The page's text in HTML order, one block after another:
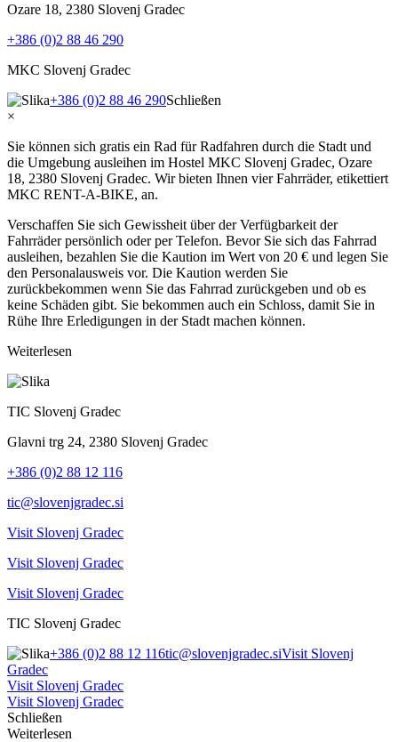
Ozare 18, 2380 Slovenj Gradec
+386 (0)2 88 46 290
MKC Slovenj Gradec
+386 (0)2 88 46 290Schließen
×
Sie können sich gratis ein Rad für Radfahren durch die Stadt und
die Umgebung ausleihen im Hostel MKC Slovenj Gradec, Ozare
18, 2380 Slovenj Gradec. Wir bieten Ihnen vier Fahrräder, etikettiert
MKC RENT-A-BIKE, an.
Verschaffen Sie sich Gewissheit über der Verfügbarkeit der
Fahrräder persönlich oder per Telefon. Bevor Sie sich das Fahrrad
ausleihen, bezahlen Sie die Kaution im Wert von 20 € und legen Sie
den Personalausweis vor. Die Kaution werden Sie
zurückbekommen wenn Sie das Fahrrad zurückgeben und ob es
keine Schäden gibt. Sie bekommen auch ein Schloss, damit Sie in
Rühe Ihre Erledigungen in der Stadt machen können.
Weiterlesen
TIC Slovenj Gradec
Glavni trg 24, 2380 Slovenj Gradec
+386 (0)2 88 12 116
tic@slovenjgradec.si
Visit Slovenj Gradec
Visit Slovenj Gradec
Visit Slovenj Gradec
TIC Slovenj Gradec
+386 (0)2 88 12 116tic@slovenjgradec.siVisit Slovenj
Gradec
Visit Slovenj Gradec
Visit Slovenj Gradec
Schließen
Weiterlesen